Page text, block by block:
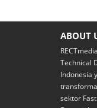
ABOUT
Technical
Indonesia
sektor